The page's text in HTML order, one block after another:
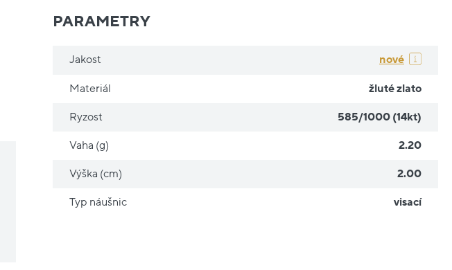
PARAMETRY
Jakost nové
Materiál žluté zlato
Ryzost 585/1000 (14kt)
Vaha (g) 2.20
Výška (cm) 2.00
Typ náušnic visací